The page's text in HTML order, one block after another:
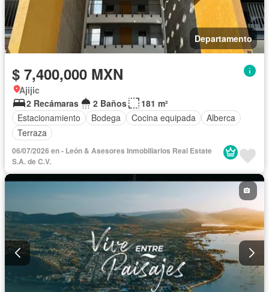
Departamento
$ 7,400,000 MXN
Ajijic
2 Recámaras
2 Baños
181 m²
Estacionamiento
Bodega Cocina equipada
Alberca
Terraza
06/07/2026 en - León & Asesores Inmobiliarios Real Estate
S.A. de C.V.